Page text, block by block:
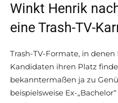
Winkt Henrik
eine Trash-TV-
Trash-TV-Formate, in
Kandidaten ihren Platz
bekanntermaßen ja zu
beispielsweise Ex-„Bachelor“